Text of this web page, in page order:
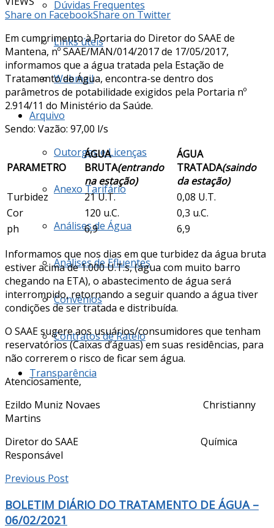
Dúvidas Frequentes
Links úteis
Webmail
Arquivo
Outorgas e Licenças
Anexo Tarifário
Análises de Água
Análises de Efluentes
Convênios
Contratos de Rateio
Transparência
Share on FacebookShare on Twitter
Em cumprimento à Portaria do Diretor do SAAE de
Mantena, nº SAAE/MAN/014/2017 de 17/05/2017,
informamos que a água tratada pela Estação de
Tratamento de Água, encontra-se dentro dos
parâmetros de potabilidade exigidos pela Portaria nº
2.914/11 do Ministério da Saúde.
Sendo: Vazão: 97,00 l/s
PARAMETRO
ÁGUA
BRUTA(entrando
na estação)
ÁGUA
TRATADA(saindo
da estação)
Turbidez
21 U.T.
0,08 U.T.
Cor
120 u.C.
0,3 u.C.
ph
6,9
6,9
Informamos que nos dias em que turbidez da água bruta
estiver acima de 1.000 U.T.s, (água com muito barro
chegando na ETA), o abastecimento de água será
interrompido, retornando a seguir quando a água tiver
condições de ser tratada e distribuída.
O SAAE sugere aos usuários/consumidores que tenham
reservatórios (Caixas d’águas) em suas residências, para
não correrem o risco de ficar sem água.
Atenciosamente,
Ezildo Muniz Novaes Christianny
Martins
Diretor do SAAE Química
Responsável
Previous Post
BOLETIM DIÁRIO DO TRATAMENTO DE ÁGUA –
06/02/2021